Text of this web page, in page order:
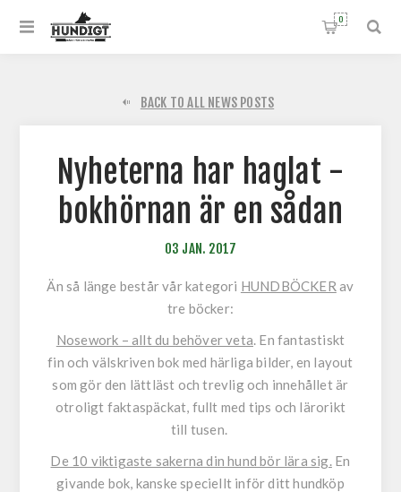
0
BACK TO ALL NEWS POSTS
Nyheterna har haglat -
bokhörnan är en sådan
03 JAN. 2017
Än så länge består vår kategori HUNDBÖCKER av
tre böcker:
Nosework – allt du behöver veta. En fantastiskt
fin och välskriven bok med härliga bilder, en layout
som gör den lättläst och trevlig och innehållet är
otroligt faktaspäckat, fullt med tips och lärorikt
till tusen.
De 10 viktigaste sakerna din hund bör lära sig.En
givande bok, kanske speciellt inför ditt hundköp